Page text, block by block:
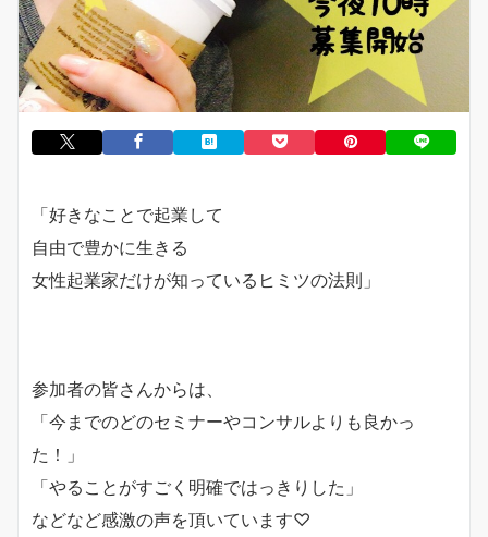
「好きなことで起業して
自由で豊かに生きる
女性起業家だけが知っているヒミツの法則」
参加者の皆さんからは、
「今までのどのセミナーやコンサルよりも良かっ
た！」
「やることがすごく明確ではっきりした」
などなど感激の声を頂いています♡